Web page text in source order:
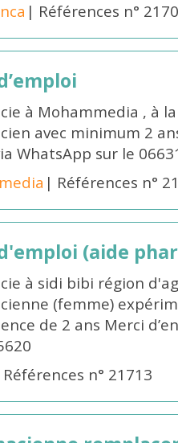
| Références n°
à Mohammedia , à
avec minimum 2
WhatsApp sur le
| Références n°
(aide
à sidi bibi région
(femme)
de 2 ans Merci
n° 21713